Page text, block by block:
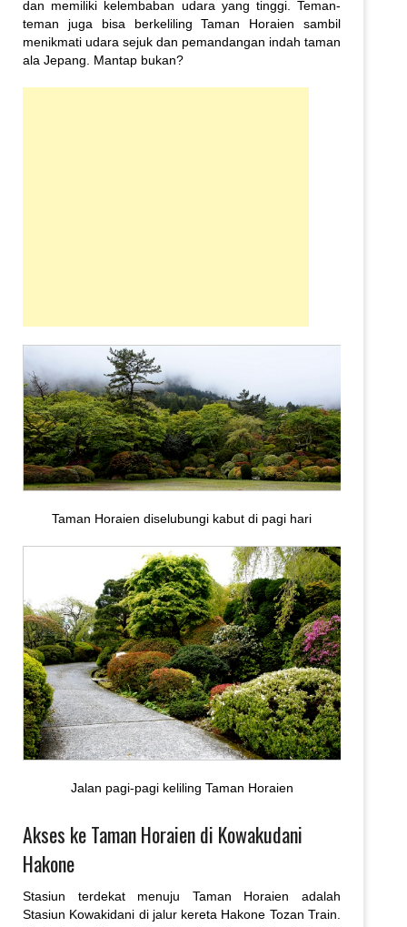
dan memiliki kelembaban udara yang tinggi. Teman-
teman juga bisa berkeliling Taman Horaien sambil
menikmati udara sejuk dan pemandangan indah taman
ala Jepang. Mantap bukan?
Taman Horaien diselubungi kabut di pagi hari
Jalan pagi-pagi keliling Taman Horaien
Akses ke Taman Horaien di Kowakudani
Hakone
Stasiun terdekat menuju Taman Horaien adalah
Stasiun Kowakidani di jalur kereta Hakone Tozan Train.